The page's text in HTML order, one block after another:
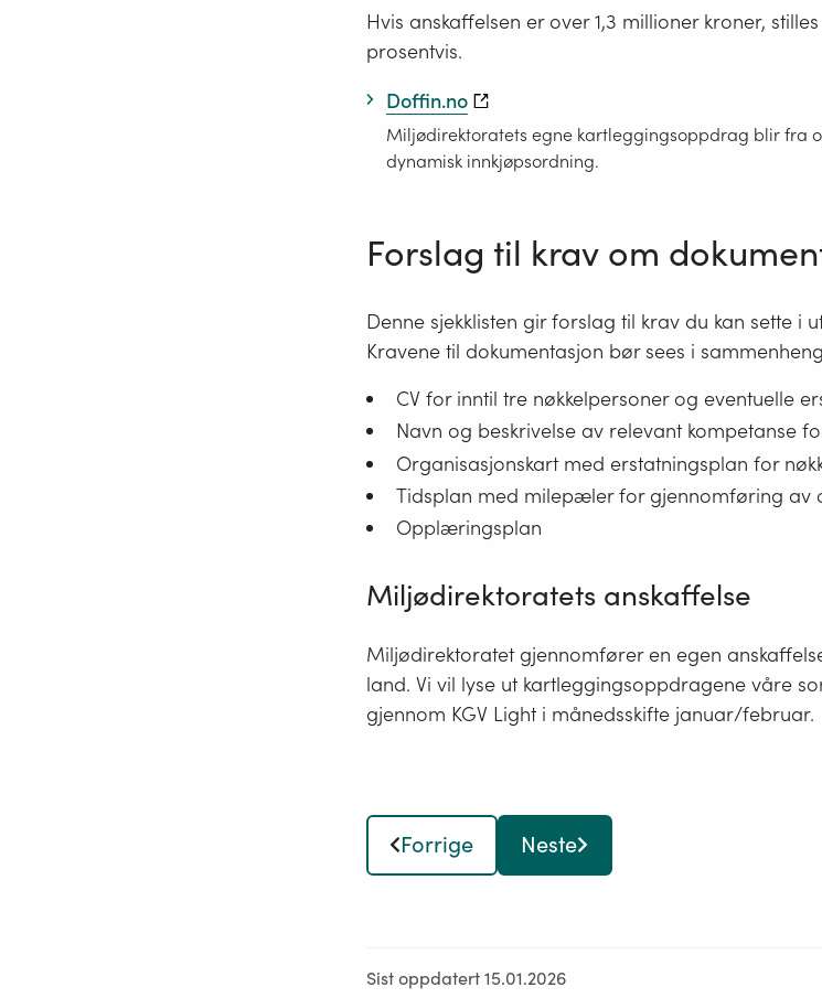
Hvis anskaffelsen er over 1,3 millioner kroner,
prosentvis.
Doffin.no
Miljødirektoratets egne kartleggingsoppdrag blir fra
dynamisk innkjøpsordning.
Forslag til krav om
Denne sjekklisten gir forslag til krav du kan sette i
Kravene til dokumentasjon bør sees i
CV for inntil tre nøkkelpersoner og eventuelle
Navn og beskrivelse av relevant kompetanse
Organisasjonskart med erstatningsplan for
Tidsplan med milepæler for gjennomføring av
Opplæringsplan
Miljødirektoratets anskaffelse
Miljødirektoratet gjennomfører en egen
land. Vi vil lyse ut kartleggingsoppdragene våre
gjennom KGV Light i månedsskifte januar/februar.
Forrige Neste
Sist oppdatert 15.01.2026